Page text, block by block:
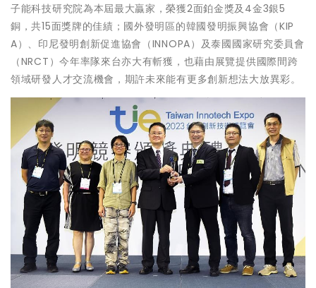
子能科技研究院為本屆最大贏家，榮獲2面鉑金獎及4金3銀5
銅，共15面獎牌的佳績；國外發明區的韓國發明振興協會（KIP
A）、印尼發明創新促進協會（INNOPA）及泰國國家研究委員會
（NRCT）今年率隊來台亦大有斬獲，也藉由展覽提供國際間跨
領域研發人才交流機會，期許未來能有更多創新想法大放異彩。